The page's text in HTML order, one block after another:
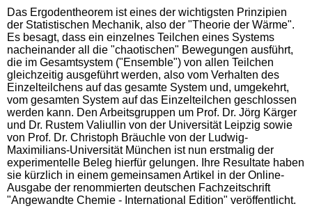
Das Ergodentheorem ist eines der wichtigsten Prinzipien
der Statistischen Mechanik, also der "Theorie der Wärme".
Es besagt, dass ein einzelnes Teilchen eines Systems
nacheinander all die "chaotischen" Bewegungen ausführt,
die im Gesamtsystem ("Ensemble") von allen Teilchen
gleichzeitig ausgeführt werden, also vom Verhalten des
Einzelteilchens auf das gesamte System und, umgekehrt,
vom gesamten System auf das Einzelteilchen geschlossen
werden kann. Den Arbeitsgruppen um Prof. Dr. Jörg Kärger
und Dr. Rustem Valiullin von der Universität Leipzig sowie
von Prof. Dr. Christoph Bräuchle von der Ludwig-
Maximilians-Universität München ist nun erstmalig der
experimentelle Beleg hierfür gelungen. Ihre Resultate haben
sie kürzlich in einem gemeinsamen Artikel in der Online-
Ausgabe der renommierten deutschen Fachzeitschrift
"Angewandte Chemie - International Edition" veröffentlicht.